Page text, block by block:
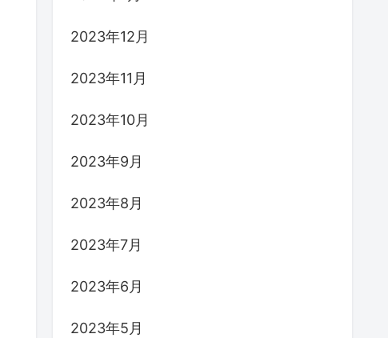
2023年12月
2023年11月
2023年10月
2023年9月
2023年8月
2023年7月
2023年6月
2023年5月